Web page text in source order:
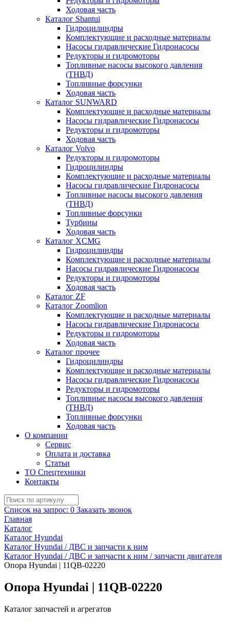
Ходовая часть
Каталог Shantui
Гидроцилиндры
Комплектующие и расходные материалы
Насосы гидравлические Гидронасосы
Редукторы и гидромоторы
Топливные насосы высокого давления
(ТНВД)
Топливные форсунки
Ходовая часть
Каталог SUNWARD
Комплектующие и расходные материалы
Насосы гидравлические Гидронасосы
Редукторы и гидромоторы
Ходовая часть
Каталог Volvo
Редукторы и гидромоторы
Гидроцилиндры
Комплектующие и расходные материалы
Насосы гидравлические Гидронасосы
Топливные насосы высокого давления
(ТНВД)
Топливные форсунки
Турбины
Ходовая часть
Каталог XCMG
Гидроцилиндры
Комплектующие и расходные материалы
Насосы гидравлические Гидронасосы
Редукторы и гидромоторы
Ходовая часть
Каталог ZF
Каталог Zoomlion
Комплектующие и расходные материалы
Насосы гидравлические Гидронасосы
Редукторы и гидромоторы
Ходовая часть
Каталог прочее
Гидроцилиндры
Комплектующие и расходные материалы
Насосы гидравлические Гидронасосы
Редукторы и гидромоторы
Топливные насосы высокого давления
(ТНВД)
Топливные форсунки
Ходовая часть
О компании
Сервис
Оплата и доставка
Статьи
ТО Спецтехники
Контакты
Список на запрос: 0 Заказать звонок
Главная
Каталог
Каталог Hyundai
Каталог Hyundai / ДВС и запчасти к ним
Каталог Hyundai / ДВС и запчасти к ним / запчасти двигателя
Опора Hyundai | 11QB-02220
Опора Hyundai | 11QB-02220
Каталог запчастей и агрегатов